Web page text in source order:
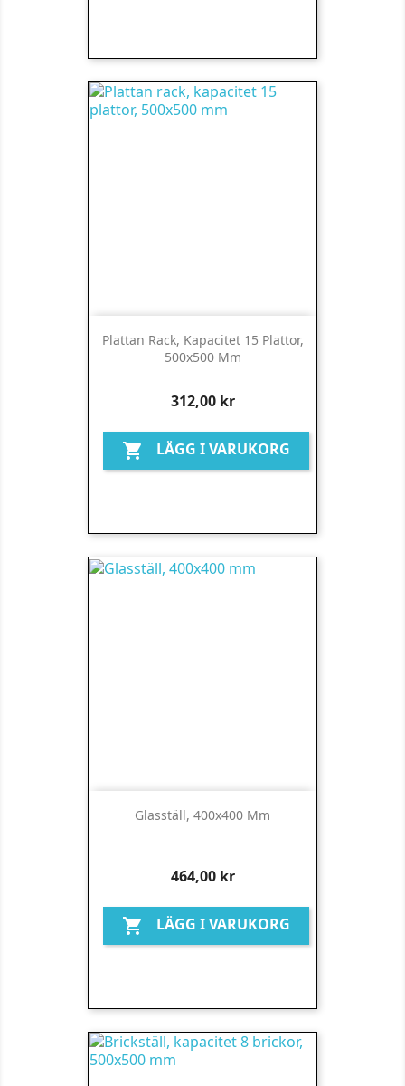
Plattan Rack, Kapacitet 15 Plattor,
500x500 Mm
Pris
312,00 kr
 LÄGG I VARUKORG
Glasställ, 400x400 Mm
Pris
464,00 kr
 LÄGG I VARUKORG